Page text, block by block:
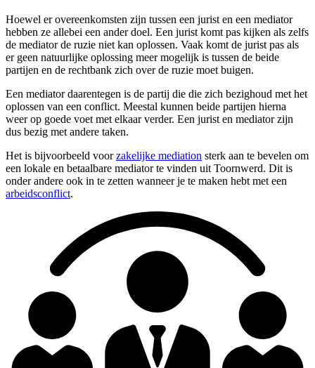
Hoewel er overeenkomsten zijn tussen een jurist en een mediator
hebben ze allebei een ander doel. Een jurist komt pas kijken als zelfs
de mediator de ruzie niet kan oplossen. Vaak komt de jurist pas als
er geen natuurlijke oplossing meer mogelijk is tussen de beide
partijen en de rechtbank zich over de ruzie moet buigen.
Een mediator daarentegen is de partij die die zich bezighoud met het
oplossen van een conflict. Meestal kunnen beide partijen hierna
weer op goede voet met elkaar verder. Een jurist en mediator zijn
dus bezig met andere taken.
Het is bijvoorbeeld voorzakelijke mediation sterk aan te bevelen om
een lokale en betaalbare mediator te vinden uit Toornwerd. Dit is
onder andere ook in te zetten wanneer je te maken hebt met een
arbeidsconflict.